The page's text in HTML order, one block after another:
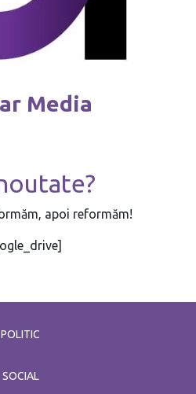
Media
apoi reformăm!
POLITIC
SOCIAL